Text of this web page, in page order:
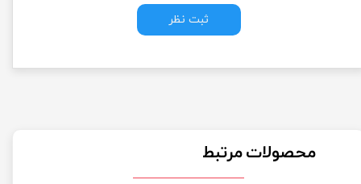
ثبت نظر
محصولات مرتبط